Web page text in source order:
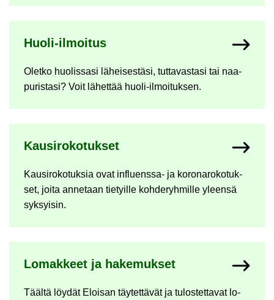
Huoli-​ilmoitus
Olet­ko huo­lis­sa­si lä­hei­ses­tä­si, tut­ta­vas­ta­si tai naa­
pu­ris­ta­si? Voit lä­het­tää huoli-​ilmoituksen.
Kausi­ro­ko­tuk­set
Kausi­ro­ko­tuk­sia ovat influenssa-​ ja ko­ro­na­ro­ko­tuk­
set, joita an­ne­taan tie­tyil­le koh­de­ryh­mil­le yleen­sä
syk­syi­sin.
Lo­mak­keet ja ha­ke­muk­set
Tääl­tä löy­dät Eloi­san täy­tet­tä­vät ja tu­los­tet­ta­vat lo­